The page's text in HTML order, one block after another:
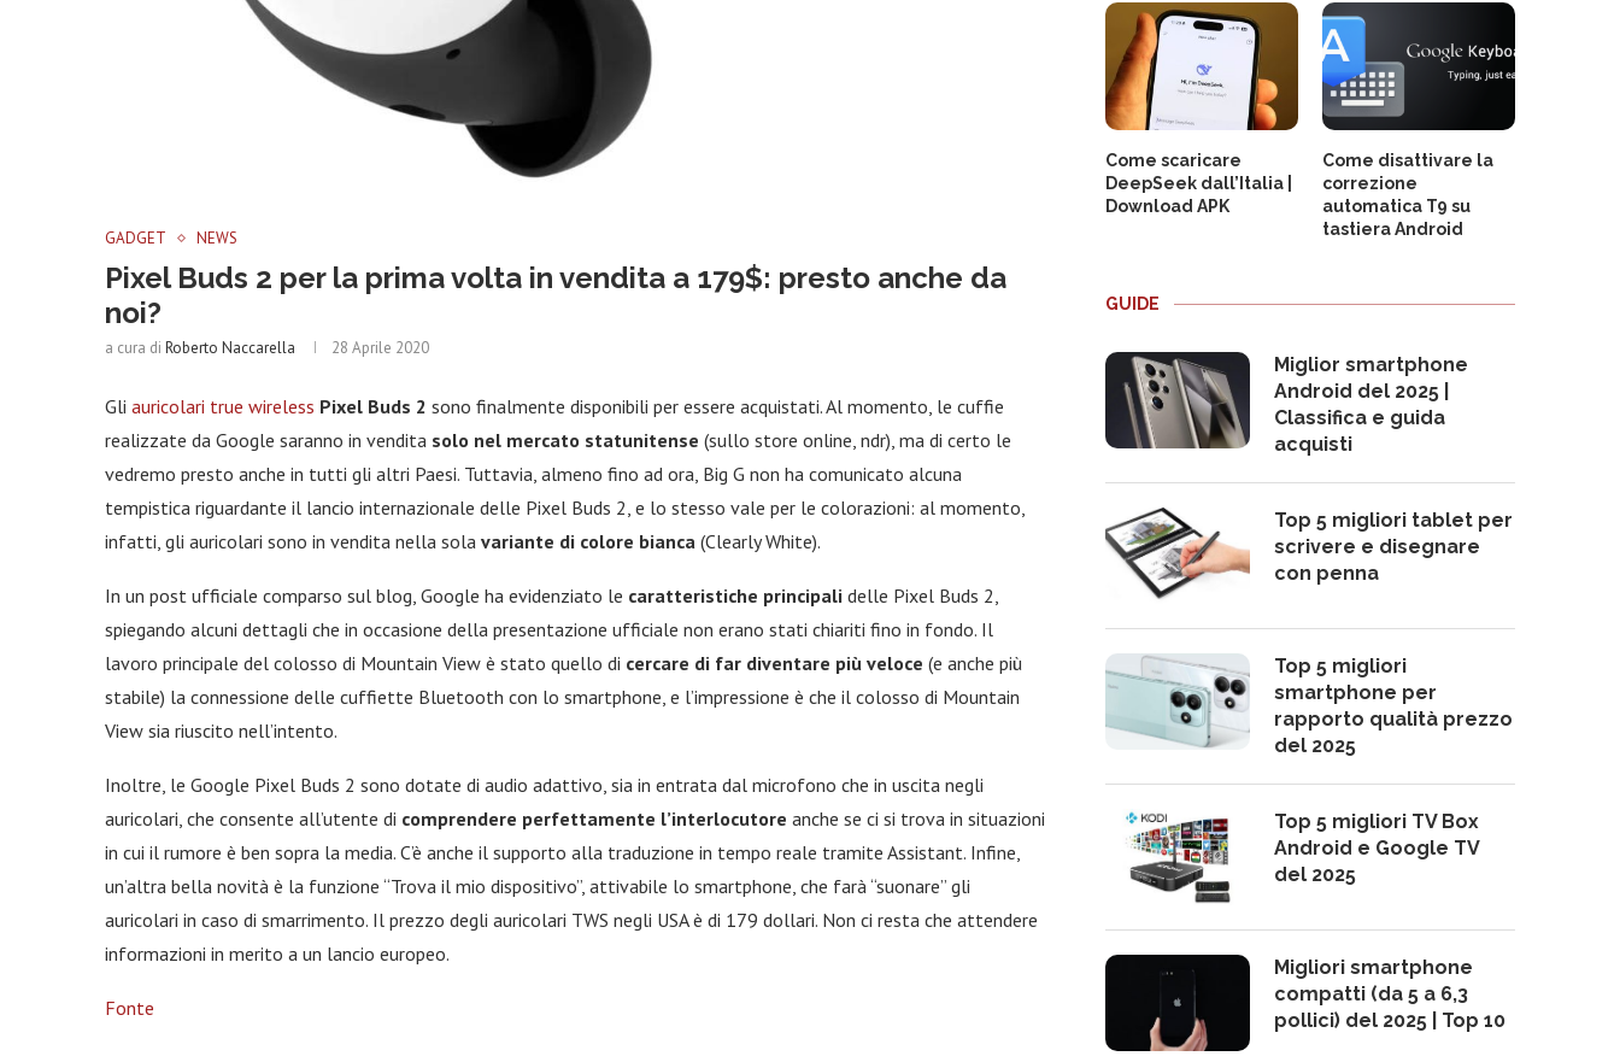
GADGET NEWS
Pixel Buds 2 per la prima volta in vendita a 179$: presto anche da
noi?
a cura di Roberto Naccarella 28 Aprile 2020
Gli auricolari true wireless Pixel Buds 2 sono finalmente disponibili per essere acquistati. Al momento, le cuffie
realizzate da Google saranno in vendita solo nel mercato statunitense (sullo store online, ndr), ma di certo le
vedremo presto anche in tutti gli altri Paesi. Tuttavia, almeno fino ad ora, Big G non ha comunicato alcuna
tempistica riguardante il lancio internazionale delle Pixel Buds 2, e lo stesso vale per le colorazioni: al momento,
infatti, gli auricolari sono in vendita nella sola variante di colore bianca (Clearly White).
In un post ufficiale comparso sul blog, Google ha evidenziato le caratteristiche principali delle Pixel Buds 2,
spiegando alcuni dettagli che in occasione della presentazione ufficiale non erano stati chiariti fino in fondo. Il
lavoro principale del colosso di Mountain View è stato quello di cercare di far diventare più veloce (e anche più
stabile) la connessione delle cuffiette Bluetooth con lo smartphone, e l’impressione è che il colosso di Mountain
View sia riuscito nell’intento.
Inoltre, le Google Pixel Buds 2 sono dotate di audio adattivo, sia in entrata dal microfono che in uscita negli
auricolari, che consente all’utente di comprendere perfettamente l’interlocutore anche se ci si trova in situazioni
in cui il rumore è ben sopra la media. C’è anche il supporto alla traduzione in tempo reale tramite Assistant. Infine,
un’altra bella novità è la funzione “Trova il mio dispositivo”, attivabile lo smartphone, che farà “suonare” gli
auricolari in caso di smarrimento. Il prezzo degli auricolari TWS negli USA è di 179 dollari. Non ci resta che attendere
informazioni in merito a un lancio europeo.
Fonte
Come scaricare
DeepSeek dall’Italia |
Download APK
Come disattivare la
correzione
automatica T9 su
tastiera Android
GUIDE
Miglior smartphone
Android del 2025 |
Classifica e guida
acquisti
Top 5 migliori tablet per
scrivere e disegnare
con penna
Top 5 migliori
smartphone per
rapporto qualità prezzo
del 2025
Top 5 migliori TV Box
Android e Google TV
del 2025
Migliori smartphone
compatti (da 5 a 6,3
pollici) del 2025 | Top 10